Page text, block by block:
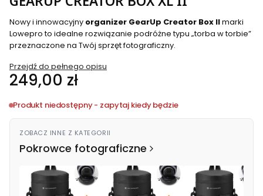
Nowy i innowacyjny organizer GearUp Creator Box IImarki
Lowepro to idealne rozwiązanie podróżne typu „torba w torbie”
przeznaczone na Twój sprzęt fotograficzny.
Przejdź do pełnego opisu
Cena
249,00 zł
Produkt niedostępny - zapytaj kiedy będzie
ZOBACZ INNE Z KATEGORII
Pokrowce fotograficzne